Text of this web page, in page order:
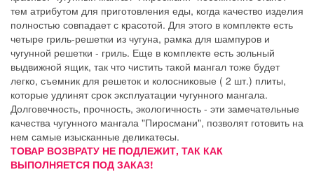
тем атрибутом для приготовления еды, когда качество изделия
полностью совпадает с красотой. Для этого в комплекте есть
четыре гриль-решетки из чугуна, рамка для шампуров и
чугунной решетки - гриль. Еще в комплекте есть зольный
выдвижной ящик, так что чистить такой мангал тоже будет
легко, съемник для решеток и колосниковые ( 2 шт.) плиты,
которые удлинят срок эксплуатации чугунного мангала.
Долговечность, прочность, экологичность - эти замечательные
качества чугунного мангала "Пиросмани", позволят готовить на
нем самые изысканные деликатесы.
ТОВАР ВОЗВРАТУ НЕ ПОДЛЕЖИТ, ТАК КАК
ВЫПОЛНЯЕТСЯ ПОД ЗАКАЗ!